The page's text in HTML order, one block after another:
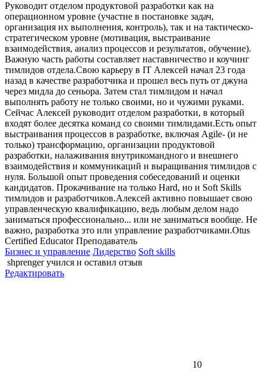
Руководит отделом продуктовой разработки как на
операционном уровне (участие в постановке задач,
организация их выполнения, контроль), так и на тактическо-
стратегическом уровне (мотивация, выстраивание
взаимодействия, анализ процессов и результатов, обучение).
Важную часть работы составляет наставничество и коучинг
тимлидов отдела.Свою карьеру в IT Алексей начал 23 года
назад в качестве разработчика и прошел весь путь от джуна
через мидла до сеньора. Затем стал тимлидом и начал
выполнять работу не только своими, но и чужими руками.
Сейчас Алексей руководит отделом разработки, в который
входят более десятка команд со своими тимлидами.Есть опыт
выстраивания процессов в разработке, включая Agile- (и не
только) трансформацию, организации продуктовой
разработки, налаживания внутрикомандного и внешнего
взаимодействия и коммуникаций и выращивания тимлидов с
нуля. Большой опыт проведения собеседований и оценки
кандидатов. Прокачивание на только Hard, но и Soft Skills
тимлидов и разработчиков.Алексей активно повышает свою
управленческую квалификацию, ведь любым делом надо
заниматься профессионально... или не заниматься вообще. Не
важно, разработка это или управление разработчиками.Otus
Certified Educator Преподаватель
Бизнес и управление Лидерство Soft skills
shprengerучился и оставил отзыв
Редактировать
10